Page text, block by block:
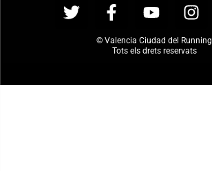
© Valencia Ciudad del Running
Tots els drets reservats